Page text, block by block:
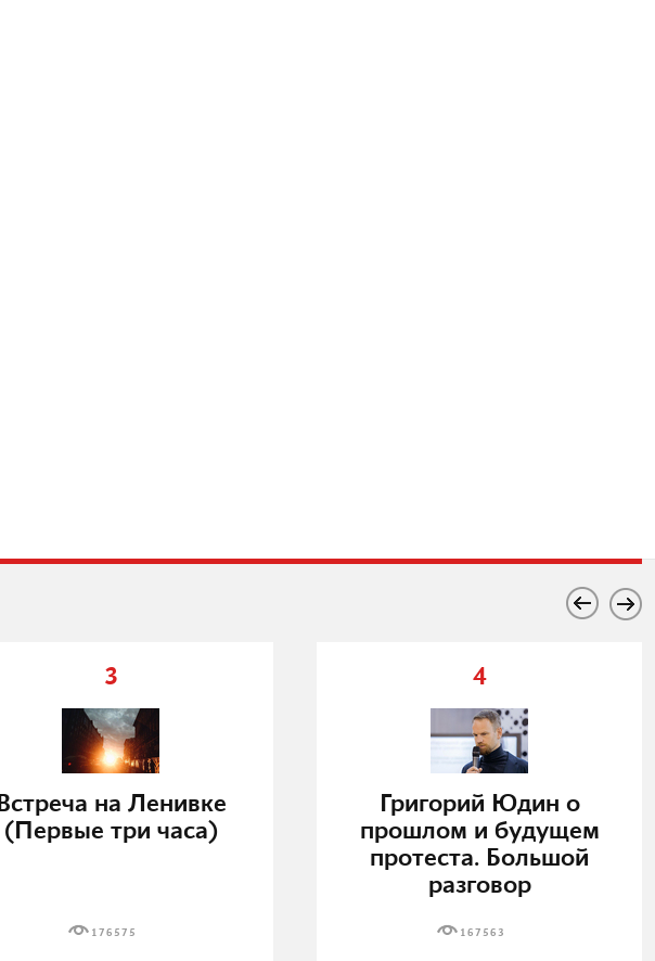
3
Встреча на Ленивке
(Первые три часа)
176575
4
Григорий Юдин о
прошлом и будущем
протеста. Большой
разговор
167563